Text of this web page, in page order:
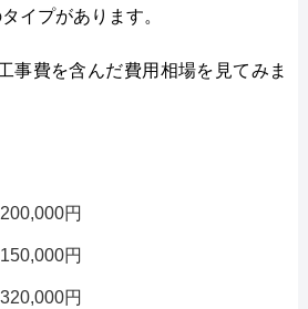
イプがあります。
事費を含んだ費用相場を見てみま
円
円
円